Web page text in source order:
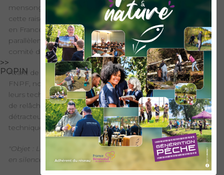
>>
POPIN
mensongers et surtout sans avis contradictoire ? C’est pour
cette raison que notre Fédération Nationale pour la Pêche
en France a rapidement demandé un droit de réponse et
parallèlement 4 Fédérations départementales ont saisis le
comité d’éthique de France Inter.
Avant de découvrir ci-dessous le droit de réponse de la
FNPF, nous demandons à tous les pêcheurs, qu’importe
leurs techniques pratiquées et le choix de prélèvement ou
de relâche du poisson, de rester solidaire car nos
détracteurs ne veulent pas seulement interdire une
technique mais bien la pêche de loisir en totalité.
"Objet : La Terre au carré : « Quand les poissons souffrent
en silence » : demande de droit de réponse